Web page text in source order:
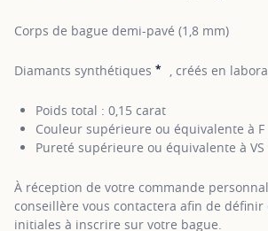
Corps de bague demi-pavé (1,8 mm)
Diamants synthétiques * SHOW
, créés en
Poids total : 0,15 carat
Couleur supérieure ou équivalente à F
Pureté supérieure ou équivalente à VS
À réception de votre commande
conseillère vous contactera afin de
initiales à inscrire sur votre bague.